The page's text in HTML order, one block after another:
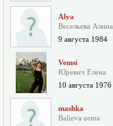
Alya
Весельева Алина
9 августа 1984
Vemsi
Юревич Елена
10 августа 1976
mashka
Balieva zema